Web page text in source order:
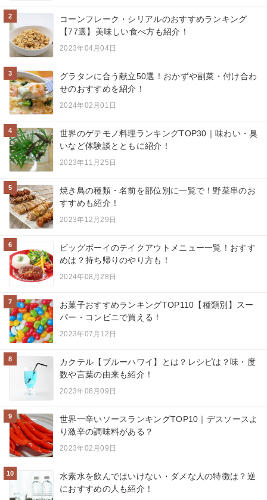
2
コーンフレーク・シリアルのおすすめランキング
【77選】美味しい食べ方も紹介！
2023年04月04日
3
グラタンに合う献立50選！おかずや副菜・付け合わ
せのおすすめを紹介！
2024年02月01日
4
世界のゲテモノ料理ランキングTOP30｜味わい・臭
いなど体験談とともに紹介！
2023年11月25日
5
焼き鳥の種類・名前を部位別に一覧で！野菜串のお
すすめも紹介！
2023年12月29日
6
ビッグボーイのテイクアウトメニュー一覧！おすす
めは？持ち帰りのやり方も！
2024年08月28日
7
お菓子おすすめランキングTOP110【種類別】スー
パー・コンビニで買える！
2023年07月12日
8
カクテル【ブルーハワイ】とは？レシピは？味・度
数や言葉の由来も紹介！
2023年08月09日
9
世界一辛いソースランキングTOP10｜デスソースよ
り激辛の調味料がある？
2023年02月09日
10
水素水を飲んではいけない・ダメな人の特徴は？逆
におすすめの人も紹介！